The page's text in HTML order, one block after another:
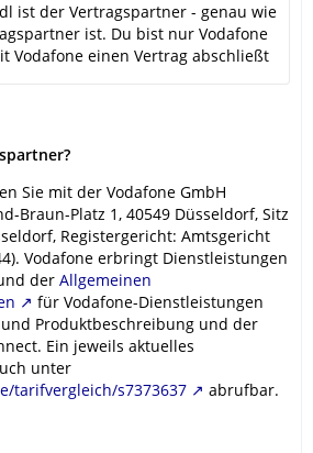
ist der Vertragspartner - genau wie
ist. Du bist nur Vodafone
Vodafone einen Vertrag abschließt
Sie mit der Vodafone GmbH
Braun-Platz 1, 40549 Düsseldorf, Sitz
Registergericht: Amtsgericht
Vodafone erbringt Dienstleistungen
der Allgemeinen
für Vodafone-Dienstleistungen
und Produktbeschreibung und der
Ein jeweils aktuelles
unter
tarifvergleich/s7373637
abrufbar.